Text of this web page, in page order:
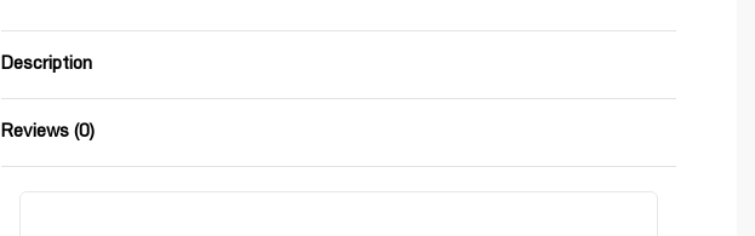
Description
Reviews (0)